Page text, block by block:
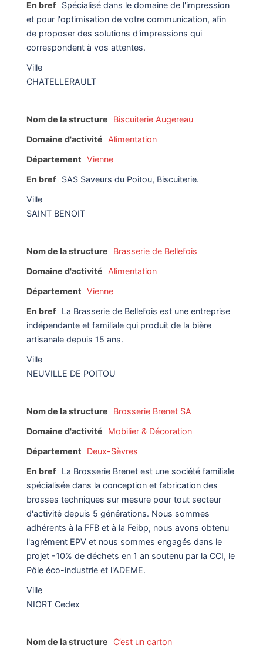
En bref Spécialisé dans le domaine de l'impression
et pour l'optimisation de votre communication, afin
de proposer des solutions d'impressions qui
correspondent à vos attentes.
Ville
CHATELLERAULT
Nom de la structure
Biscuiterie Augereau
Domaine d'activité
Alimentation
Département Vienne
En bref SAS Saveurs du Poitou, Biscuiterie.
Ville
SAINT BENOIT
Nom de la structure
Brasserie de Bellefois
Domaine d'activité
Alimentation
Département Vienne
En bref La Brasserie de Bellefois est une entreprise
indépendante et familiale qui produit de la bière
artisanale depuis 15 ans.
Ville
NEUVILLE DE POITOU
Nom de la structure
Brosserie Brenet SA
Domaine d'activité
Mobilier & Décoration
Département
Deux-Sèvres
En bref La Brosserie Brenet est une société familiale
spécialisée dans la conception et fabrication des
brosses techniques sur mesure pour tout secteur
d'activité depuis 5 générations. Nous sommes
adhérents à la FFB et à la Feibp, nous avons obtenu
l'agrément EPV et nous sommes engagés dans le
projet -10% de déchets en 1 an soutenu par la CCI, le
Pôle éco-industrie et l'ADEME.
Ville
NIORT Cedex
Nom de la structure
C’est un carton